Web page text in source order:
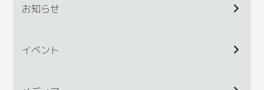
お知らせ
イベント